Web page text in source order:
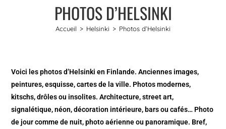
PHOTOS D’HELSINKI
Accueil > Helsinki > Photos d’Helsinki
Voici les photos d’Helsinki en Finlande. Anciennes images,
peintures, esquisse, cartes de la ville. Photos modernes,
kitschs, drôles ou insolites. Architecture, street art,
signalétique, néon, décoration intérieure, bars ou cafés… Photo
de jour comme de nuit, photo aérienne ou panoramique. Bref,